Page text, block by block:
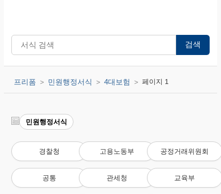
검색
프리폼 민원행정서식 4대보험 페이지 1
민원행정서식
경찰청 고용노동부 공정거래위원회
공통 관세청 교육부